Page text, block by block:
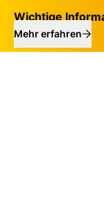
Wichtige
Mehr erfahren